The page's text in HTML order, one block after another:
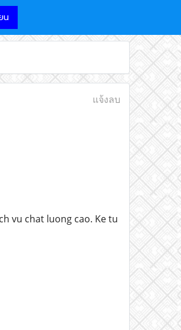
น
แจ้งลบ
vu chat luong cao. Ke tu